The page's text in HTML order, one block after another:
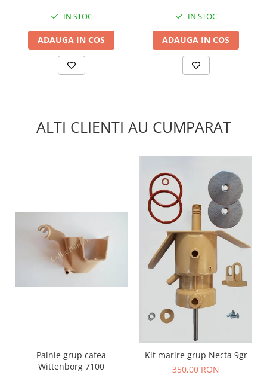
IN STOC
ADAUGA IN COS
IN STOC
ADAUGA IN COS
ALTI CLIENTI AU CUMPARAT
Palnie grup cafea
Wittenborg 7100
Kit marire grup Necta 9gr
350,00 RON